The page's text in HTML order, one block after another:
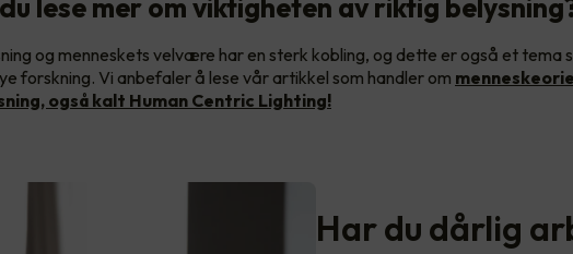
lese mer om viktigheten av riktig
og menneskets velvære har en sterk kobling, og dette er også et tema
forskning. Vi anbefaler å lese vår artikkel som handler om
også kalt Human Centric Lighting!
Har du dårlig